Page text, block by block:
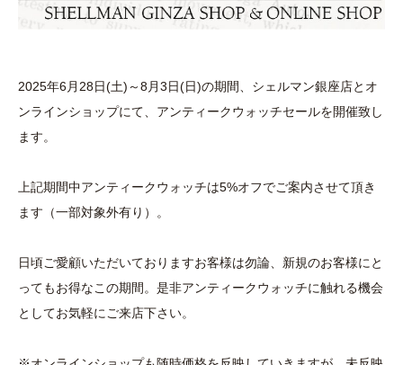
2025年6月28日(土)～8月3日(日)の期間、シェルマン銀座店とオ
ンラインショップにて、アンティークウォッチセールを開催致し
ます。
上記期間中アンティークウォッチは5%オフでご案内させて頂き
ます（一部対象外有り）。
日頃ご愛顧いただいておりますお客様は勿論、新規のお客様にと
ってもお得なこの期間。是非アンティークウォッチに触れる機会
としてお気軽にご来店下さい。